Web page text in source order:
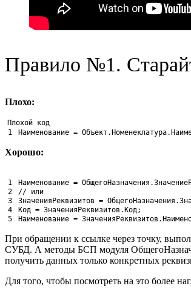
Правило №1.
Плохо:
Плохой код
1
Наименование = Объект .Номенеклатура.
Хорошо:
1
2
3
4
5
Наименование = ОбщегоНазначения .
// или
ЗначенияРеквизитов = ОбщегоНазначения .
Код = ЗначенияРеквизитов .Код;
Наименование = ЗначенияРеквизитов .
При обращении к ссылке через точку,
СУБД. А методы БСП модуля
получить данных только конкретных
Для того, чтобы посмотреть на это более